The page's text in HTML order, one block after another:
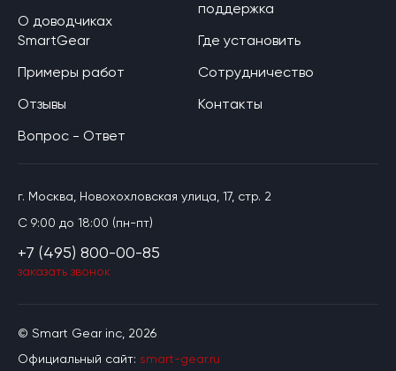
© Smart Gear inc, 2026
Официальный сайт: smart-gear.ru
О доводчиках
SmartGear
Примеры работ
Отзывы
Вопрос - Ответ
поддержка
Где установить
Сотрудничество
Контакты
г. Москва, Новохохловская улица, 17, стр. 2
C 9:00 до 18:00 (пн-пт)
+7 (495) 800-00-85
заказать звонок